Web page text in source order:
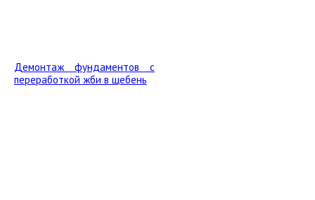
Демонтаж фундаментов с
переработкой жби в щебень